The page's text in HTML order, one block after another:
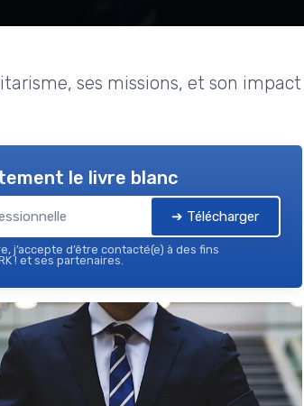
ses missions, et son impact
le livre blanc
➔ Télécharger
j’accepte d’être contacté(e) à des fins
! et ses partenaires.